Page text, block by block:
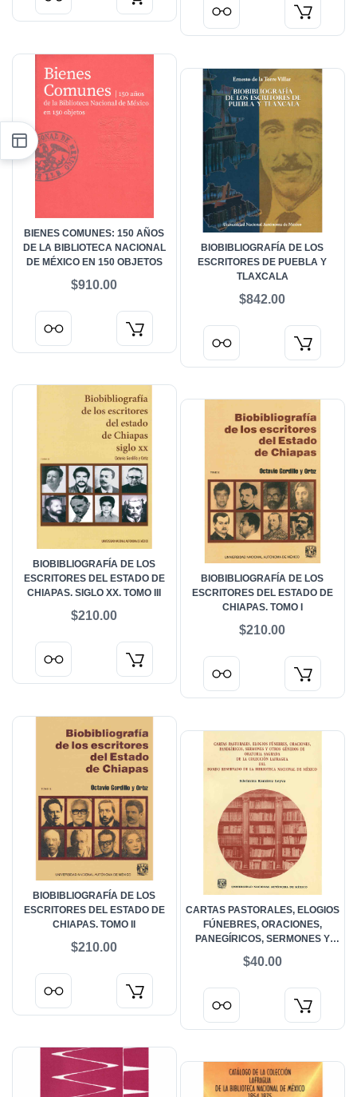
BIENES COMUNES: 150 AÑOS
DE LA BIBLIOTECA NACIONAL
DE MÉXICO EN 150 OBJETOS
$910.00
BIOBIBLIOGRAFÍA DE LOS
ESCRITORES DE PUEBLA Y
TLAXCALA
$842.00
BIOBIBLIOGRAFÍA DE LOS
ESCRITORES DEL ESTADO DE
CHIAPAS. SIGLO XX. TOMO III
$210.00
BIOBIBLIOGRAFÍA DE LOS
ESCRITORES DEL ESTADO DE
CHIAPAS. TOMO I
$210.00
BIOBIBLIOGRAFÍA DE LOS
ESCRITORES DEL ESTADO DE
CHIAPAS. TOMO II
$210.00
CARTAS PASTORALES, ELOGIOS
FÚNEBRES, ORACIONES,
PANEGÍRICOS, SERMONES Y
SAGRADA DE LA COLECCIÓN
NACIONAL DE MÉXICO
$40.00